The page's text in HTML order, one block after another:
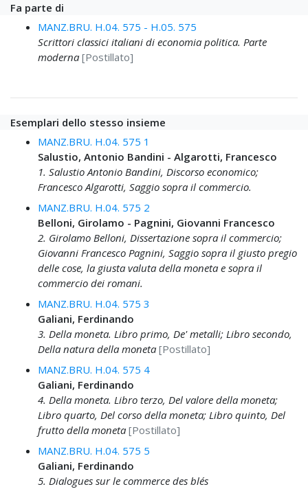
Fa parte di
MANZ.BRU. H.04. 575 - H.05. 575
Scrittori classici italiani di economia politica. Parte
moderna [Postillato]
Esemplari dello stesso insieme
MANZ.BRU. H.04. 575 1
Salustio, Antonio Bandini - Algarotti, Francesco
1. Salustio Antonio Bandini, Discorso economico;
Francesco Algarotti, Saggio sopra il commercio.
MANZ.BRU. H.04. 575 2
Belloni, Girolamo - Pagnini, Giovanni Francesco
2. Girolamo Belloni, Dissertazione sopra il commercio;
Giovanni Francesco Pagnini, Saggio sopra il giusto pregio
delle cose, la giusta valuta della moneta e sopra il
commercio dei romani.
MANZ.BRU. H.04. 575 3
Galiani, Ferdinando
3. Della moneta. Libro primo, De' metalli; Libro secondo,
Della natura della moneta [Postillato]
MANZ.BRU. H.04. 575 4
Galiani, Ferdinando
4. Della moneta. Libro terzo, Del valore della moneta;
Libro quarto, Del corso della moneta; Libro quinto, Del
frutto della moneta [Postillato]
MANZ.BRU. H.04. 575 5
Galiani, Ferdinando
5. Dialogues sur le commerce des blés